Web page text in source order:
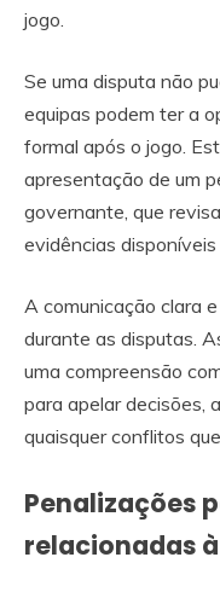
jogo.
Se uma disputa não
equipas podem ter a
formal após o jogo.
apresentação de um
governante, que
evidências
A comunicação clara
durante as disputas.
uma compreensão
para apelar decisões,
quaisquer conflitos
Penalizações
relacionadas